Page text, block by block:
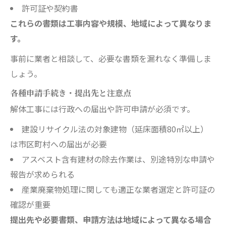
許可証や契約書
これらの書類は工事内容や規模、地域によって異なりま
す。
事前に業者と相談して、必要な書類を漏れなく準備しま
しょう。
各種申請手続き・提出先と注意点
解体工事には行政への届出や許可申請が必須です。
建設リサイクル法の対象建物（延床面積80㎡以上）
は市区町村への届出が必要
アスベスト含有建材の除去作業は、別途特別な申請や
報告が求められる
産業廃棄物処理に関しても適正な業者選定と許可証の
確認が重要
提出先や必要書類、申請方法は地域によって異なる場合